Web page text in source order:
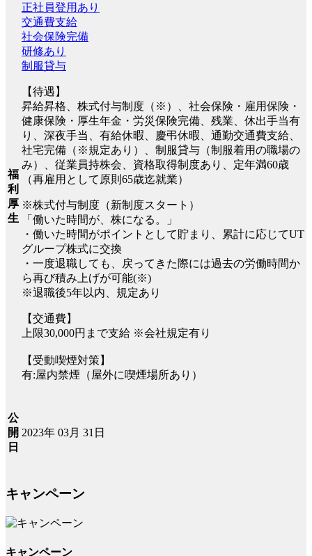
福
利
厚
生
正社員登用あり
交通費支給
社会保険完備
研修あり
制服貸与
【待遇】
昇給昇格、株式付与制度（※）、社会保険・雇用保険・
健康保険・厚生年金・労災保険完備、残業、休出手当有
り、深夜手当、有給休暇、慶弔休暇、通勤交通費支給、
社宅完備（※規定あり）、制服貸与（制服着用の職場の
み）、従業員持株会、資格取得制度あり、定年満60歳
（再雇用として原則65歳迄就業）
※株式付与制度（新制度スタート）
「働いた時間が、株になる。」
・働いた時間がポイントとして貯まり、累計に応じてUT
グループ株式に交換
・一度退職しても、戻ってきた際には過去の労働時間か
ら再び積み上げが可能(※)
※退職後5年以内、規定あり
【交通費】
上限30,000円まで支給 ※会社規定有り
【受動喫煙対策】
有:屋内禁煙（屋外に喫煙場所あり）
公
開
日
2023年 03月 31日
キャンペーン
キャンペーン